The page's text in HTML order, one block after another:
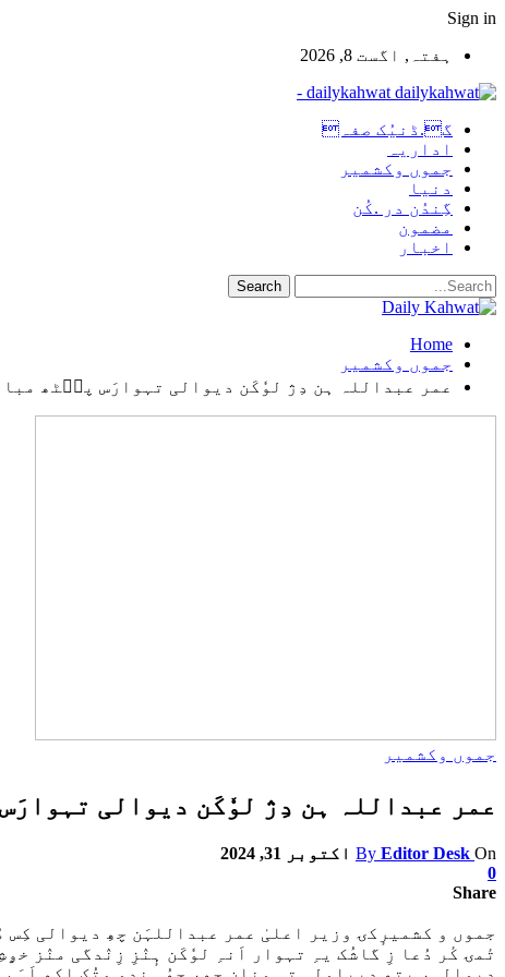
Sign in
ہفتہ, اگست 8, 2026
dailykahwat -
گ.ڈنیُک صفہ
اداریہ
جموں وکشمیر
دنیا
گِندُن در .کُن
مضمون
اخبار
Home
جموں وکشمیر
عمر عبداللہ ہن دِژ لوٗکَن دیوالی تہوارَس پٮ۪ٹھ
جموں وکشمیر
عمر عبداللہ ہن دِژ لوٗکَن دیوالی
By Editor Desk On
اکتوبر 31, 2024
0
Share
جموں و کشمیرٕکۍ وزیر اعلیٰ عمر عبداللہَن چھِ دیوالی
تٔمۍ کٔر دُعا زِ گاشُک یہِ تہوار اَنہِ لوٗکَن ہٕنٛزِ زِنٛدگی منٛز
دیوالی، یتھ دیپاولی تہِ ونان چھِ، چھُ ہندو متُک اکھ